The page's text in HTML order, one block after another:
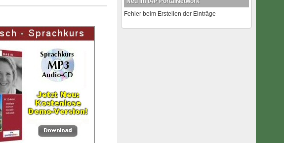
Fehler beim Erstellen der Einträge